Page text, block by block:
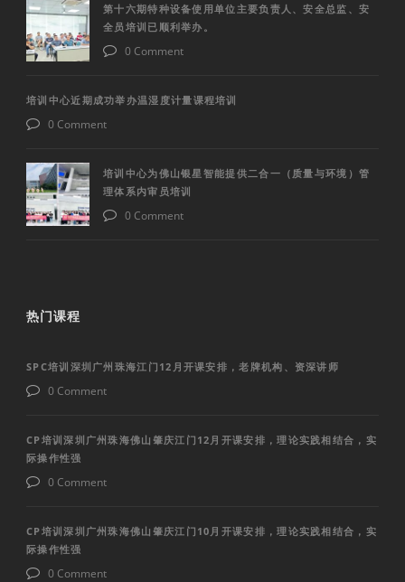
第十六期特种设备使用单位主要负责人、安全总监、安
全员培训已顺利举办。
0 Comment
培训中心近期成功举办温湿度计量课程培训
0 Comment
培训中心为佛山银星智能提供二合一（质量与环境）管
理体系内审员培训
0 Comment
热门课程
SPC培训深圳广州珠海江门12月开课安排，老牌机构、资深讲师
0 Comment
CP培训深圳广州珠海佛山肇庆江门12月开课安排，理论实践相结合，实
际操作性强
0 Comment
CP培训深圳广州珠海佛山肇庆江门10月开课安排，理论实践相结合，实
际操作性强
0 Comment